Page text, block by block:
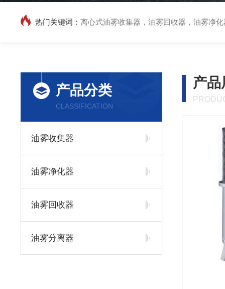
热门关键词： 离心式油雾收集器，油雾回收器，油雾净
产品分类
CLASSIFICATION
油雾收集器
油雾净化器
油雾回收器
油雾分离器
产品